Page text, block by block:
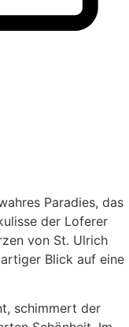
Paradies, das
der Loferer
von St. Ulrich
Blick auf eine
schimmert der